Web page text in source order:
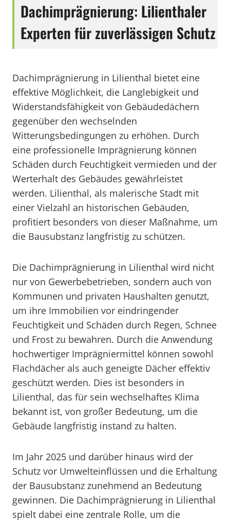
Dachimprägnierung: Lilienthaler
Experten für zuverlässigen Schutz
Dachimprägnierung in Lilienthal bietet eine
effektive Möglichkeit, die Langlebigkeit und
Widerstandsfähigkeit von Gebäudedächern
gegenüber den wechselnden
Witterungsbedingungen zu erhöhen. Durch
eine professionelle Imprägnierung können
Schäden durch Feuchtigkeit vermieden und der
Werterhalt des Gebäudes gewährleistet
werden. Lilienthal, als malerische Stadt mit
einer Vielzahl an historischen Gebäuden,
profitiert besonders von dieser Maßnahme, um
die Bausubstanz langfristig zu schützen.
Die Dachimprägnierung in Lilienthal wird nicht
nur von Gewerbebetrieben, sondern auch von
Kommunen und privaten Haushalten genutzt,
um ihre Immobilien vor eindringender
Feuchtigkeit und Schäden durch Regen, Schnee
und Frost zu bewahren. Durch die Anwendung
hochwertiger Imprägniermittel können sowohl
Flachdächer als auch geneigte Dächer effektiv
geschützt werden. Dies ist besonders in
Lilienthal, das für sein wechselhaftes Klima
bekannt ist, von großer Bedeutung, um die
Gebäude langfristig instand zu halten.
Im Jahr 2025 und darüber hinaus wird der
Schutz vor Umwelteinflüssen und die Erhaltung
der Bausubstanz zunehmend an Bedeutung
gewinnen. Die Dachimprägnierung in Lilienthal
spielt dabei eine zentrale Rolle, um die